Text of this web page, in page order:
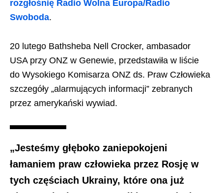
rozgłośnię Radio Wolna Europa/Radio
Swoboda.
20 lutego Bathsheba Nell Crocker, ambasador
USA przy ONZ w Genewie, przedstawiła w liście
do Wysokiego Komisarza ONZ ds. Praw Człowieka
szczegóły „alarmujących informacji” zebranych
przez amerykański wywiad.
„Jesteśmy głęboko zaniepokojeni
łamaniem praw człowieka przez Rosję w
tych częściach Ukrainy, które ona już